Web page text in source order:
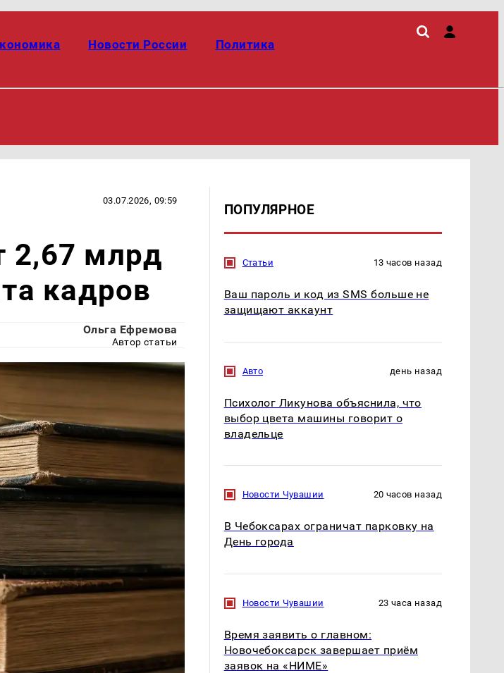
Новости России Политика
03.07.2026, 09:59
2,67 млрд
кадров
Ольга Ефремова
Автор статьи
ПОПУЛЯРНОЕ
Статьи 13 часов назад
Ваш пароль и код из SMS больше не
защищают аккаунт
Авто день назад
Психолог Ликунова объяснила, что
выбор цвета машины говорит о
владельце
Новости Чувашии 20 часов назад
В Чебоксарах ограничат парковку на
День города
Новости Чувашии 23 часа назад
Время заявить о главном:
Новочебоксарск завершает приём
заявок на «НИМЕ»